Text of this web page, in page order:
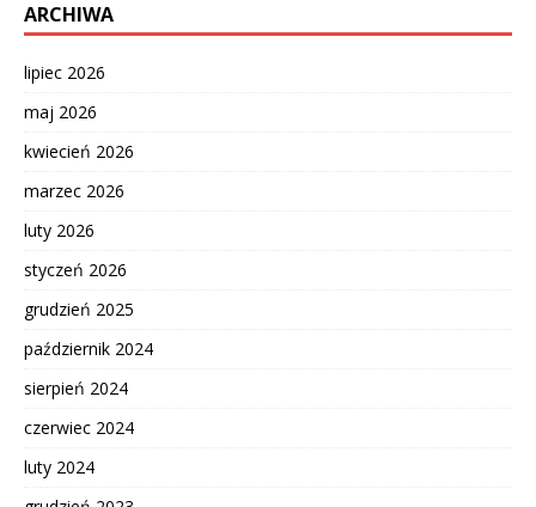
ARCHIWA
lipiec 2026
maj 2026
kwiecień 2026
marzec 2026
luty 2026
styczeń 2026
grudzień 2025
październik 2024
sierpień 2024
czerwiec 2024
luty 2024